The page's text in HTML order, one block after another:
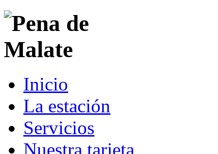
Inicio
La estación
Servicios
Nuestra tarjeta